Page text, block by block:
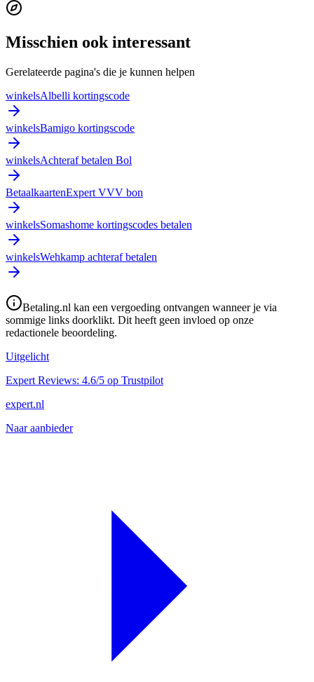
Misschien ook interessant
Gerelateerde pagina's die je kunnen helpen
winkelsAlbelli kortingscode
winkelsBamigo kortingscode
winkelsAchteraf betalen Bol
BetaalkaartenExpert VVV bon
winkelsSomashome kortingscodes betalen
winkelsWehkamp achteraf betalen
Betaling.nl kan een vergoeding ontvangen wanneer je via
sommige links doorklikt. Dit heeft geen invloed op onze
redactionele beoordeling.
Uitgelicht
Expert Reviews: 4.6/5 op Trustpilot
expert.nl
Naar aanbieder